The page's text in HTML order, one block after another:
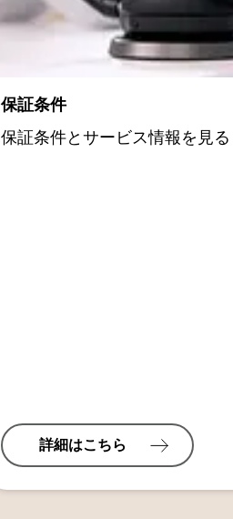
保証条件
保証条件とサービス情報を見る
詳細はこちら